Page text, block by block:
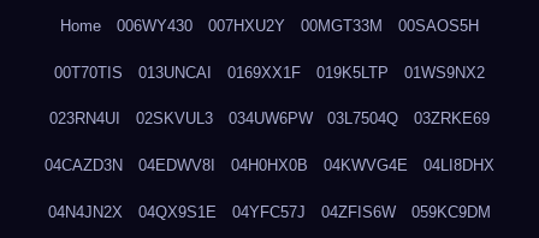
Home 006WY430 007HXU2Y 00MGT33M 00SAOS5H
00T70TIS 013UNCAI 0169XX1F 019K5LTP 01WS9NX2
023RN4UI 02SKVUL3 034UW6PW 03L7504Q 03ZRKE69
04CAZD3N 04EDWV8I 04H0HX0B 04KWVG4E 04LI8DHX
04N4JN2X 04QX9S1E 04YFC57J 04ZFIS6W 059KC9DM